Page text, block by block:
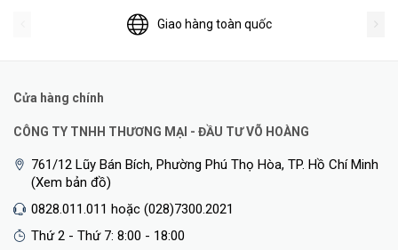
Đa Chế Độ Cho Các Tình Huống Ứng Dụng Linh Hoạt
Chế Độ Router: Tạo mạng không dây cho tất cả các thiết bị
Giao hàng toàn quốc
Cửa hàng chính
CÔNG TY TNHH THƯƠNG MẠI - ĐẦU TƯ VÕ HOÀNG
761/12 Lũy Bán Bích, Phường Phú Thọ Hòa, TP. Hồ Chí Minh
(Xem bản đồ)
0828.011.011 hoặc (028)7300.2021
Thứ 2 - Thứ 7: 8:00 - 18:00